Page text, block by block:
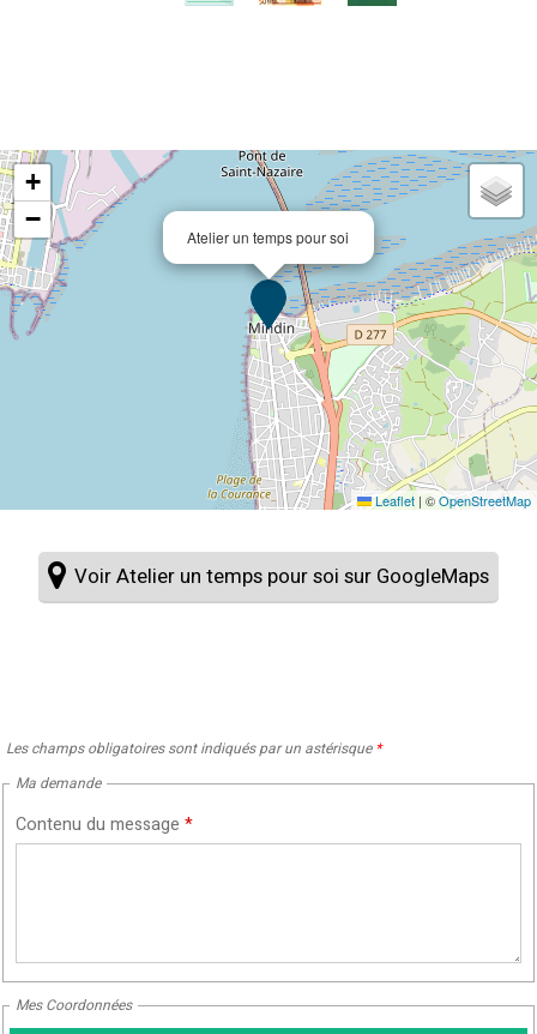
Atelier un temps pour soi
+
−
Leaflet | ©OpenStreetMap
Voir Atelier un temps pour soi sur GoogleMaps
Les champs obligatoires sont indiqués par un astérisque *
Ma demande
Contenu du message *
Mes Coordonnées